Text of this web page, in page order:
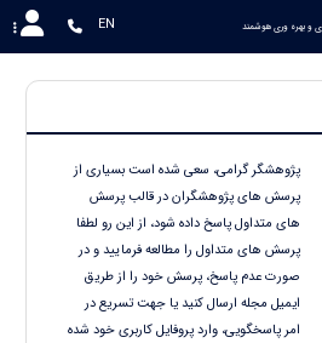
EN
پژوهشگر گرامی، سعی شده است بسیاری از
پرسش های پژوهشگران در قالب پرسش
های متداول پاسخ داده شود، از این رو لطفا
پرسش های متداول را مطالعه فرمایید و در
صورت عدم پاسخ، پرسش خود را از طریق
ایمیل مجله ارسال کنید یا جهت تسریع در
امر پاسخگویی، وارد پروفایل کاربری خود شده